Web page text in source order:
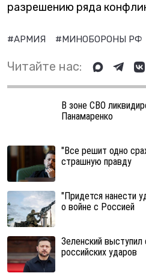
разрешению ряда
#АРМИЯ #МИНОБОРОНЫ РФ
Читайте нас:
В зоне СВО
Панамаренко
"Все решит одно
страшную правду
"Придется нанести
о войне с Россией
Зеленский
российских ударов